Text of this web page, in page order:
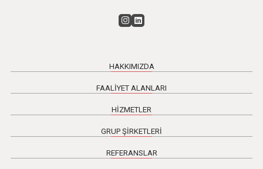
HAKKIMIZDA
FAALİYET ALANLARI
HİZMETLER
GRUP ŞİRKETLERİ
REFERANSLAR